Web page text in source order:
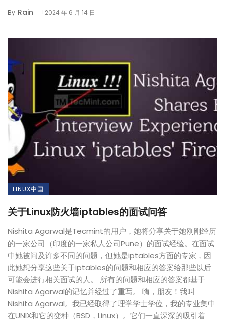
By Rain 2024 年 6 月 14 日
LINUX中国
关于Linux防火墙iptables的面试问答
Nishita Agarwal是Tecmint的用户，她将分享关于她刚刚经历
的一家公司（印度的一家私人公司Pune）的面试经验。在面试
中她被问及许多不同的问题，但她是iptables方面的专家，因
此她想分享这些关于iptables的问题和相应的答案给那些以后
可能会进行相关面试的人。 所有的问题和相应的答案都基于
Nishita Agarwal的记忆并经过了重写。 嗨，朋友！我叫
Nishita Agarwal。我已经取得了理学学士学位，我的专业集中
在UNIX和它的变种（BSD，Linux）。它们一直深深的吸引着